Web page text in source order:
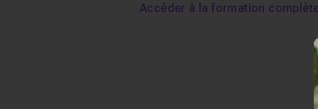
Accéder à la formation